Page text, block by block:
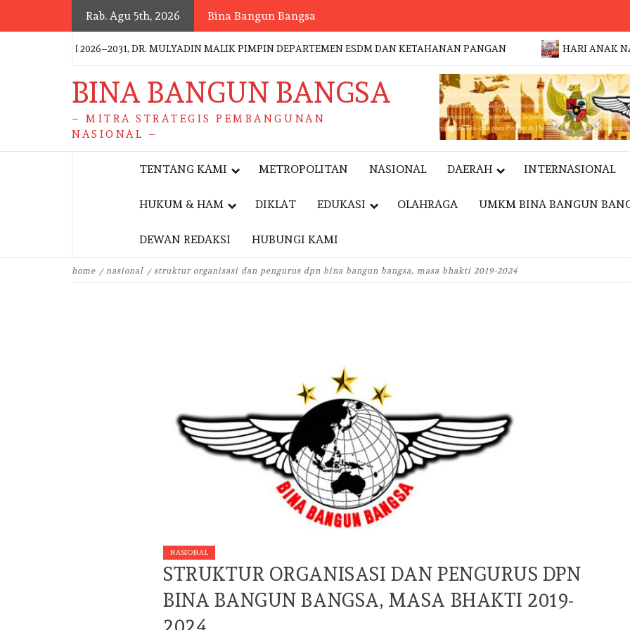
Rab. Agu 5th, 2026 Bina Bangun Bangsa
POLRI 2026–2031, DR. MULYADIN MALIK PIMPIN DEPARTEMEN ESDM DAN KETAHANAN PANGAN HARI ANAK
BINA BANGUN BANGSA
– MITRA STRATEGIS PEMBANGUNAN
NASIONAL –
TENTANG KAMI METROPOLITAN NASIONAL DAERAH INTERNASIONAL
HUKUM & HAM DIKLAT EDUKASI OLAHRAGA UMKM BINA BANGUN
DEWAN REDAKSI HUBUNGI KAMI
home nasional struktur organisasi dan pengurus dpn bina bangun bangsa, masa bhakti 2019-2024
NASIONAL
STRUKTUR ORGANISASI DAN PENGURUS DPN
BINA BANGUN BANGSA, MASA BHAKTI 2019-
DOKUMENTASI
FOTO
KEGIATAN/EVENT
JALAN SANTAI
IKDST 2025
BINA BANGUN BANGSA / 1
SEPTEMBER 2025
PENGUNJUNG
RAMAIKAN
LAPANGAN